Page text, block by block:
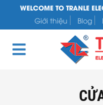
WELCOME TO TRANLE
Giới thiệu
Blog